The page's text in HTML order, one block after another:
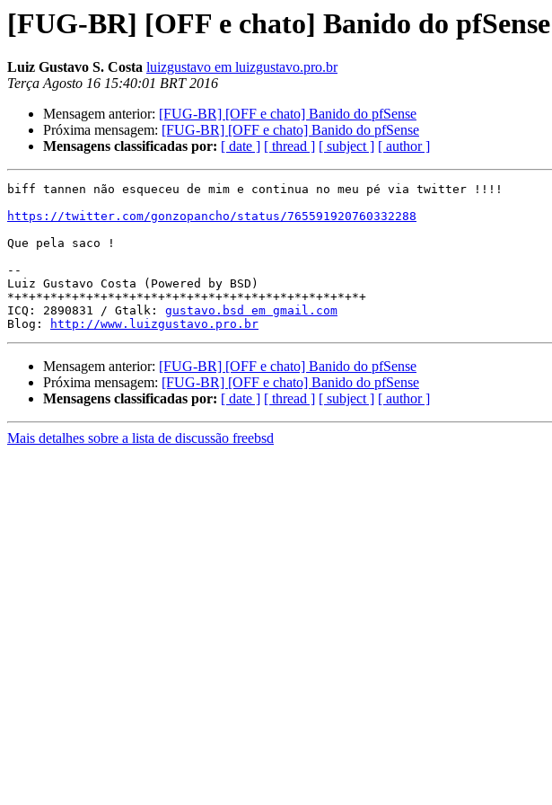
[FUG-BR] [OFF e chato] Banido do pfSense
Luiz Gustavo S. Costa luizgustavo em luizgustavo.pro.br
Terça Agosto 16 15:40:01 BRT 2016
Mensagem anterior: [FUG-BR] [OFF e chato] Banido do pfSense
Próxima mensagem: [FUG-BR] [OFF e chato] Banido do pfSense
Mensagens classificadas por: [ date ] [ thread ] [ subject ] [ author ]
biff tannen não esqueceu de mim e continua no meu pé via twitter !!!!
https://twitter.com/gonzopancho/status/765591920760332288
Que pela saco !
--
Luiz Gustavo Costa (Powered by BSD)
*+*+*+*+*+*+*+*+*+*+*+*+*+*+*+*+*+*+*+*+*+*+*+*+*+
ICQ: 2890831 / Gtalk: gustavo.bsd em gmail.com
Blog:
http://www.luizgustavo.pro.br
Mensagem anterior: [FUG-BR] [OFF e chato] Banido do pfSense
Próxima mensagem: [FUG-BR] [OFF e chato] Banido do pfSense
Mensagens classificadas por: [ date ] [ thread ] [ subject ] [ author ]
Mais detalhes sobre a lista de discussão freebsd